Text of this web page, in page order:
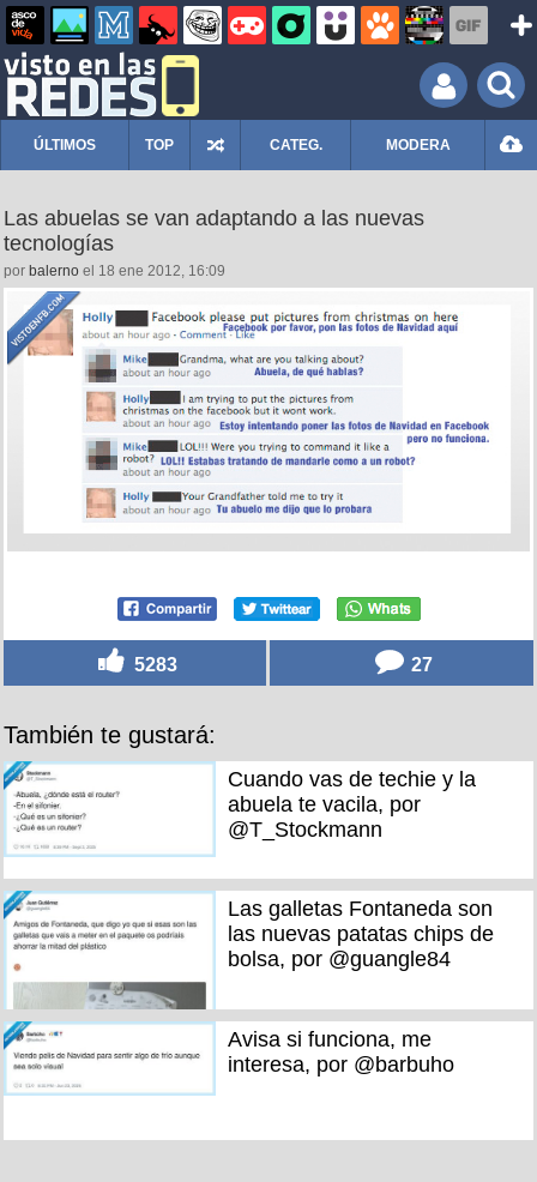
ÚLTIMOS TOP CATEG. MODERA
Las abuelas se van adaptando a las nuevas
tecnologías
por balerno el 18 ene 2012, 16:09
5283 27
También te gustará:
Cuando vas de techie y la
abuela te vacila, por
@T_Stockmann
Las galletas Fontaneda son
las nuevas patatas chips de
bolsa, por @guangle84
Avisa si funciona, me
interesa, por @barbuho